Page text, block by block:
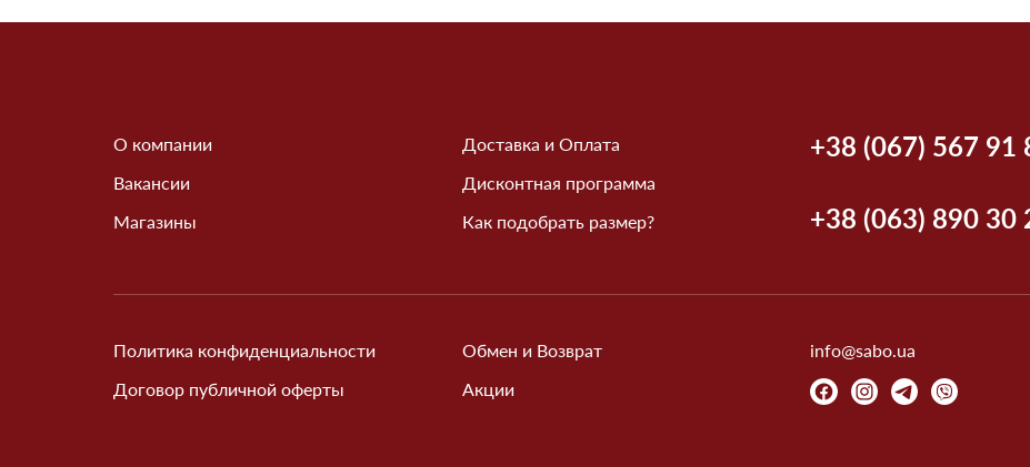
О компании
Вакансии
Магазины
Доставка и Оплата
Дисконтная программа
Как подобрать размер?
Политика конфиденциальности
Договор публичной оферты
Обмен и Возврат
Акции
+38 (067) 567 91
+38 (063) 890 30
info@sabo.ua